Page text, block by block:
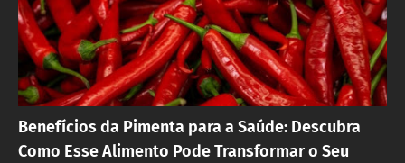
Benefícios da Pimenta para a Saúde: Descubra
Como Esse Alimento Pode Transformar o Seu